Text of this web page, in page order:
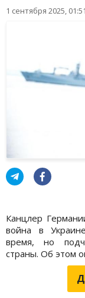
1 сентября 2025, 01:51
Канцлер
война в
время, но
страны. Об этом